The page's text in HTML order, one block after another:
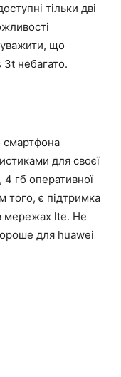
тільки дві
що
3t небагато.
смартфона
для своєї
4 гб оперативної
того, є підтримка
мережах lte. Не
для huawei